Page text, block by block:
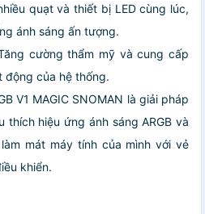
quạt và thiết bị LED cùng lúc,
ánh sáng ấn tượng.
cường thẩm mỹ và cung cấp
động của hệ thống.
V1 MAGIC SNOMAN là giải pháp
thích hiệu ứng ánh sáng ARGB và
mát máy tính của mình với vẻ
khiển.